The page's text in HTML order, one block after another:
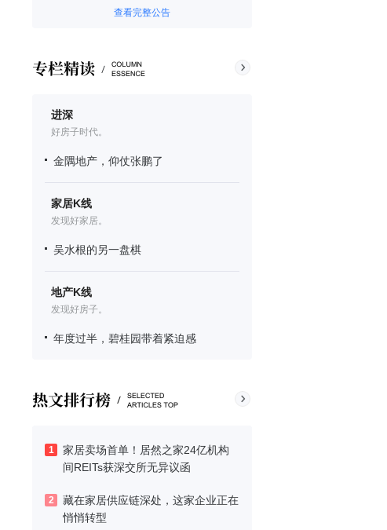
查看完整公告
进深
好房子时代。
金隅地产，仰仗张鹏了
家居K线
发现好家居。
吴水根的另一盘棋
地产K线
发现好房子。
年度过半，碧桂园带着紧迫感
1
家居卖场首单！居然之家24亿机构
间REITs获深交所无异议函
2
藏在家居供应链深处，这家企业正在
悄悄转型